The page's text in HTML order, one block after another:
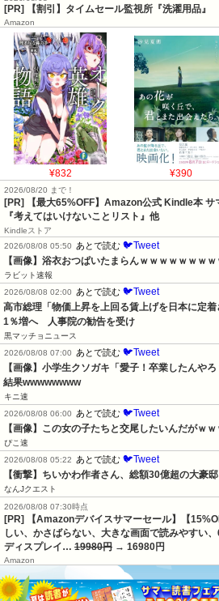
[PR] 【割引】タイムセール監視所『洗濯用品』
Amazon
¥832 ¥390
2026/08/20 まで！
[PR]
【最大65%OFF】Amazon公式 Kindle本 サ
『考えてはいけないことリスト』他
Kindleストア
2026/08/08 05:50
あとで読む 🐦Tweet
【画像】浴衣おつぱいたまらんｗｗｗｗｗｗｗｗ
ラビット速報
2026/08/08 02:00
あとで読む 🐦Tweet
高市総理「物価上昇を上回る賃上げを日本に定
1％増へ    人事院の勧告を受け
黒マッチョニュース
2026/08/08 07:00
あとで読む 🐦Tweet
【画像】小学生クソガキ「愛子！卒業したんや
結果wwwwwwww
キニ速
2026/08/08 06:00
あとで読む 🐦Tweet
【画像】この女の子たちと交尾したいんだがｗｗ
ぴこ速
2026/08/08 05:22
あとで読む 🐦Tweet
【衝撃】ちいかわ作者さん、総額30億超の大豪
なんJクエスト
2026/08/08 07:30時点
[PR] 【Amazonデバイスサマーセール】【
しい、かさばらない、大きな画面で読みやすい
ディスプレイ… 19980円 → 16980円
Amazon